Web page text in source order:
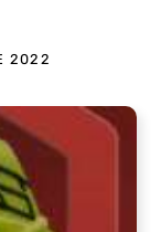
2022